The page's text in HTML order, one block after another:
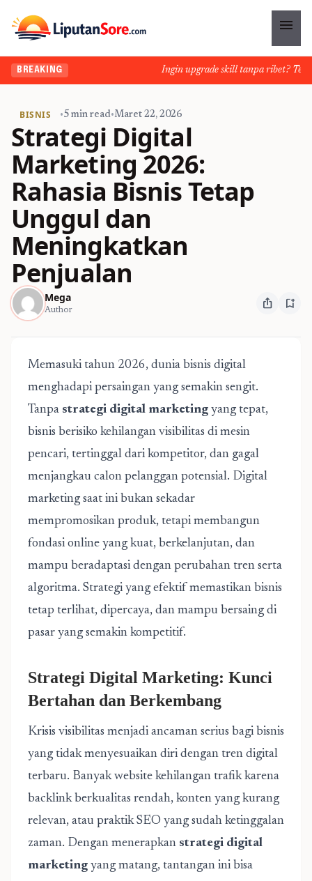
menu
BREAKING Ingin upgrade skill tanpa ribet?
BISNIS •5 min read•Maret 22, 2026
Strategi Digital
Marketing 2026:
Rahasia Bisnis Tetap
Unggul dan
Meningkatkan
Penjualan
Mega
Author ios_share bookmark_add
Memasuki tahun 2026, dunia bisnis digital
menghadapi persaingan yang semakin sengit.
Tanpa strategi digital marketing yang tepat,
bisnis berisiko kehilangan visibilitas di mesin
pencari, tertinggal dari kompetitor, dan gagal
menjangkau calon pelanggan potensial. Digital
marketing saat ini bukan sekadar
mempromosikan produk, tetapi membangun
fondasi online yang kuat, berkelanjutan, dan
mampu beradaptasi dengan perubahan tren serta
algoritma. Strategi yang efektif memastikan bisnis
tetap terlihat, dipercaya, dan mampu bersaing di
pasar yang semakin kompetitif.
Strategi Digital Marketing: Kunci
Bertahan dan Berkembang
Krisis visibilitas menjadi ancaman serius bagi bisnis
yang tidak menyesuaikan diri dengan tren digital
terbaru. Banyak website kehilangan trafik karena
backlink berkualitas rendah, konten yang kurang
relevan, atau praktik SEO yang sudah ketinggalan
zaman. Dengan menerapkan strategi digital
marketing yang matang, tantangan ini bisa